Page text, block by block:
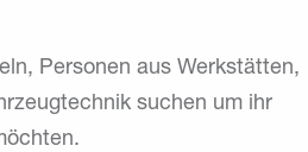
Personen aus Werkstätten,
suchen um ihr